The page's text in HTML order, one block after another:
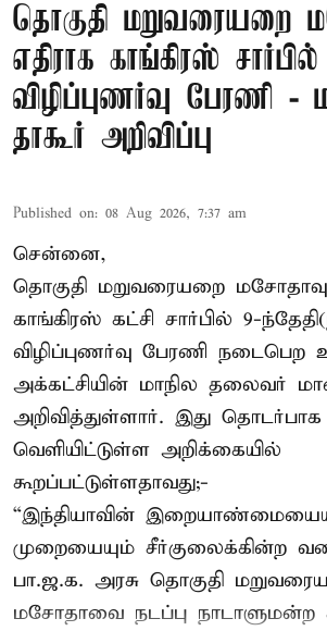
தொகுதி மறுவரையறை
எதிராக காங்கிரஸ்
விழிப்புணர்வு பேரணி -
தாகூர் அறிவிப்பு
Published on: 08 Aug 2026, 7:37 am
சென்னை,
தொகுதி மறுவரையறை
காங்கிரஸ் கட்சி சார்பில் 9-
விழிப்புணர்வு பேரணி
அக்கட்சியின் மாநில தலைவர்
அறிவித்துள்ளார். இது
வெளியிட்டுள்ள அறிக்கையில்
கூறப்பட்டுள்ளதாவது;-
“இந்தியாவின்
முறையையும் சீர்குலைக்கின்ற
பா.ஜ.க. அரசு தொகுதி
மசோதாவை நடப்பு நாடாளுமன்ற